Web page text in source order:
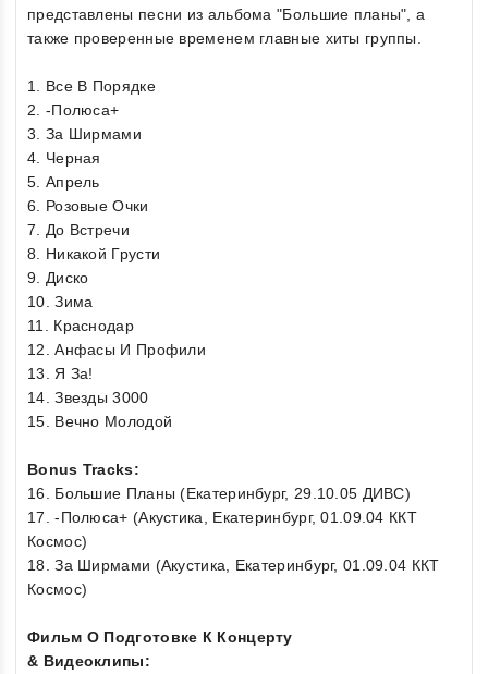
представлены песни из альбома "Большие планы", а
также проверенные временем главные хиты группы.
1. Все В Порядке
2. -Полюса+
3. За Ширмами
4. Черная
5. Апрель
6. Розовые Очки
7. До Встречи
8. Никакой Грусти
9. Диско
10. Зима
11. Краснодар
12. Анфасы И Профили
13. Я За!
14. Звезды 3000
15. Вечно Молодой
Bonus Tracks:
16. Большие Планы (Екатеринбург, 29.10.05 ДИВС)
17. -Полюса+ (Акустика, Екатеринбург, 01.09.04 ККТ
Космос)
18. За Ширмами (Акустика, Екатеринбург, 01.09.04 ККТ
Космос)
Фильм О Подготовке К Концерту
& Видеоклипы: